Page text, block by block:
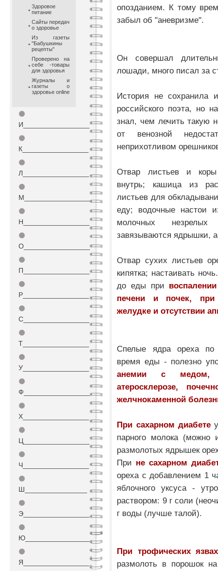
Здоровое
питание
Сайты передач
о здоровье
Из газеты
"Бабушкины
рецепты"
Проверено на
себе -товары
для здоровья
Журналы и
газеты о
здоровье online
⚫
И_________________
⚫
К_________________
⚫
Л_________________
⚫
М_________________
⚫
Н_________________
⚫
О_________________
⚫
П_________________
⚫
Р_________________
⚫
С_________________
⚫
Т_________________
⚫
У_________________
⚫
Ф_________________
⚫
Х_________________
⚫
Ц_________________
⚫
Ч_________________
⚫
Ш________________
⚫
Э_________________
⚫
Ю_________________
⚫
Я_________________
опозданием. К тому
забыл об "аневризме".
Он совершал
лошади, много писал за
История не сохранила
российского поэта, но
знал, чем лечить такую
от венозной
неприхотливом
Отвар листьев и коры
внутрь; кашица из
листьев для
еду; водочные настои
молочных незрелых
завязываются ядрышки,
Отвар сухих листьев
кипятка; настаивать
до еды при
печени и почек, при
желудке и отсутствии
Спелые ядра ореха
время еды - полезно
анемии с медом,
атеросклерозе,
желчнокаменной
При сахарном диабете
парного молока
размолотых ядрышек
При не сахарном
ореха с добавлением 1
яблочного уксуса -
раствором: 9 г соли
г воды (лучше талой).
При трофических
размолоть в порошок